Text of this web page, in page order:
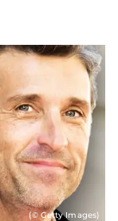
(© Getty Images)